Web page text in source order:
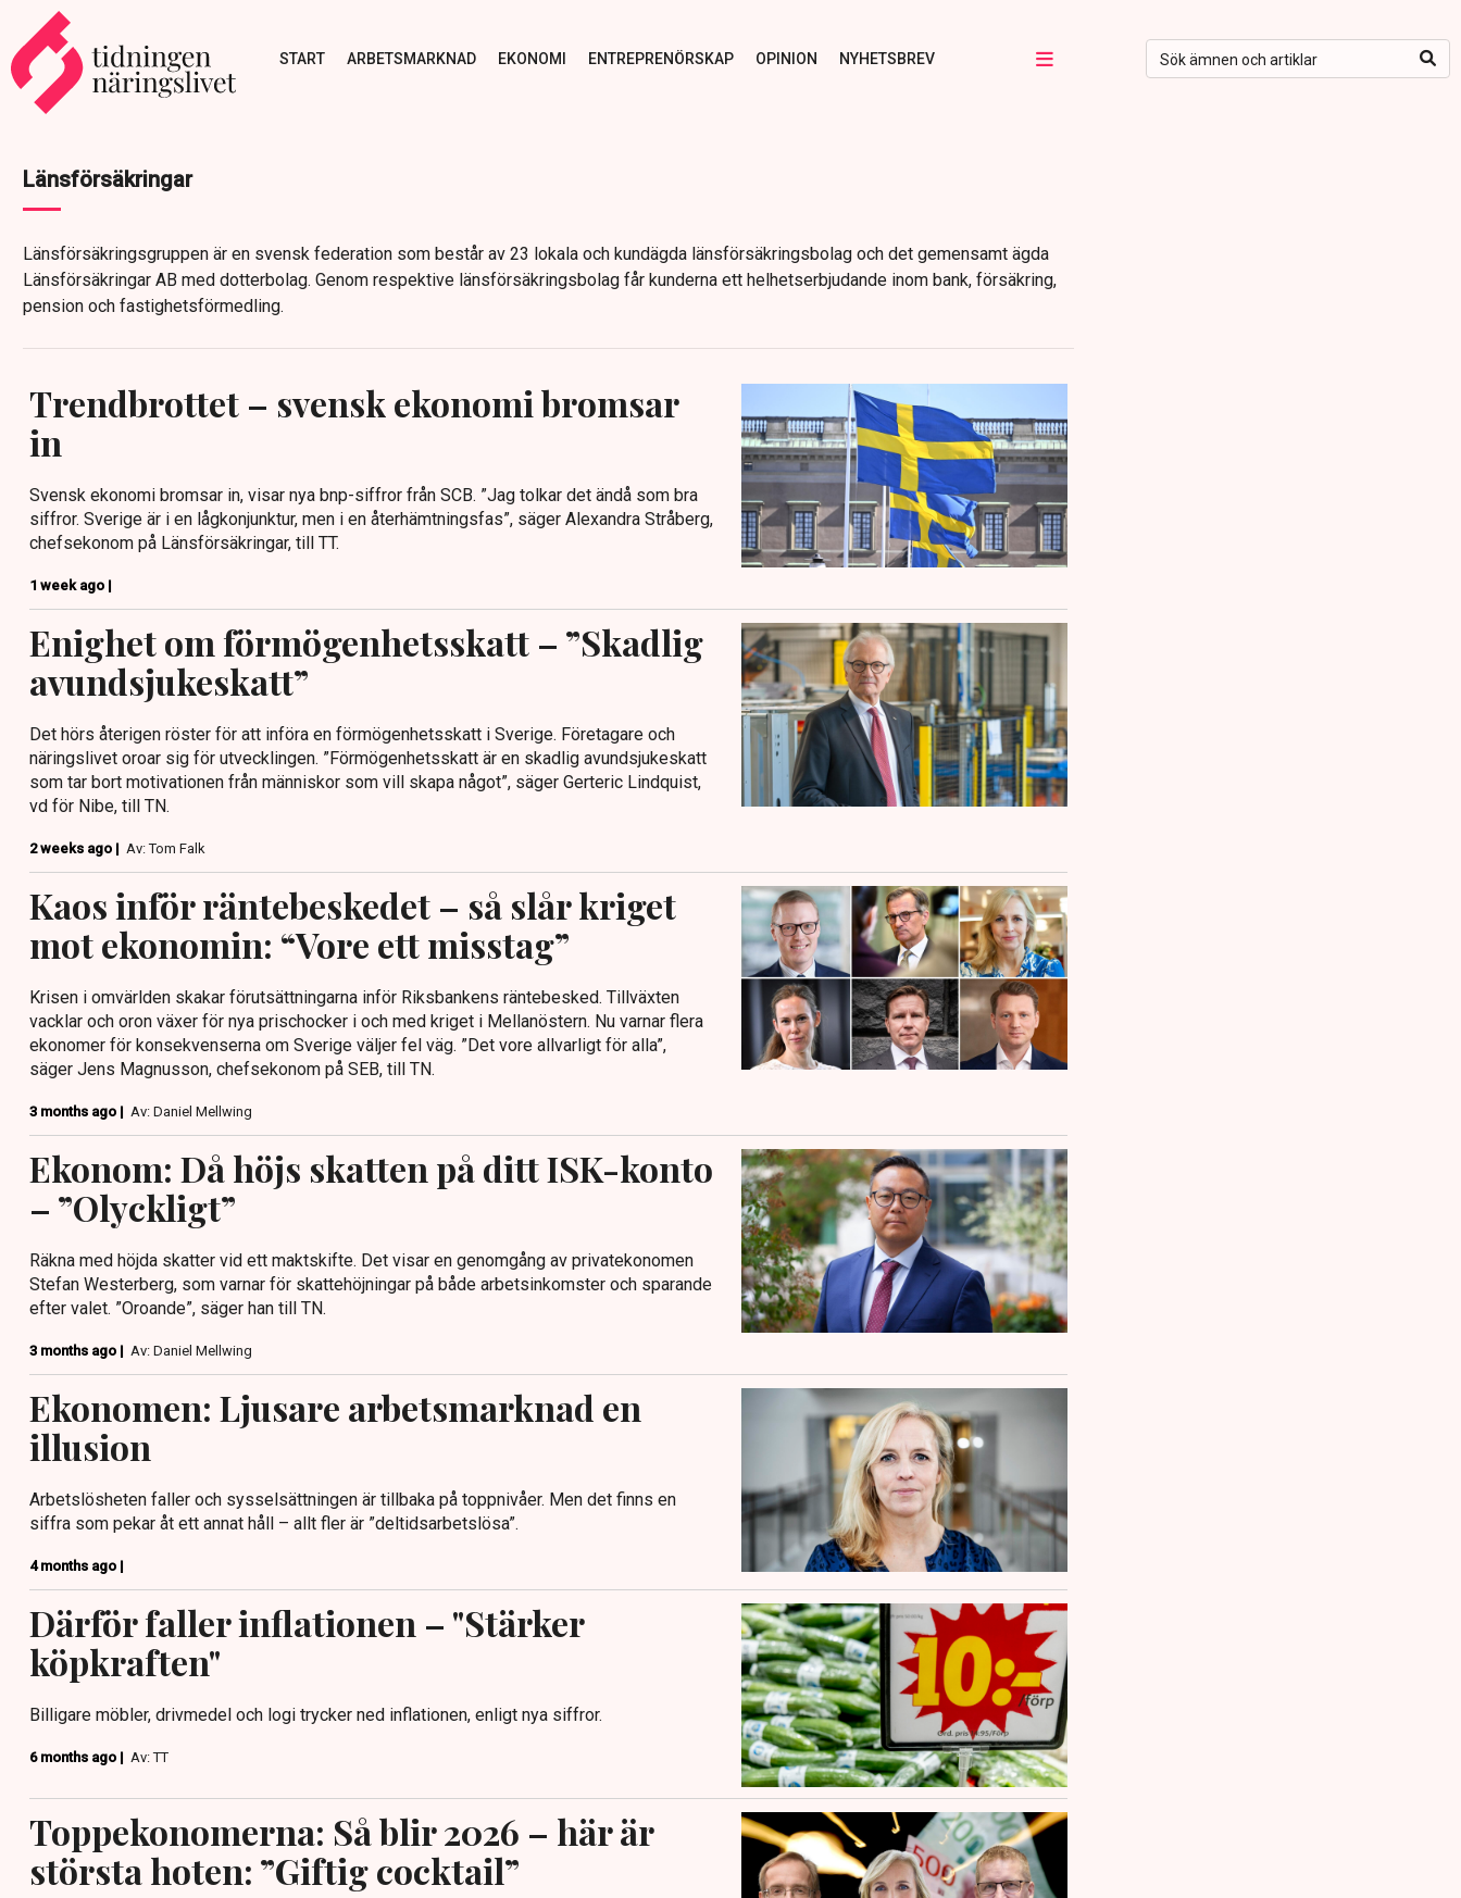
START ARBETSMARKNAD EKONOMI ENTREPRENÖRSKAP OPINION NYHETSBREV
Länsförsäkringar
Länsförsäkringsgruppen är en svensk federation som består av 23 lokala och kundägda länsförsäkringsbolag och det gemensamt ägda
Länsförsäkringar AB med dotterbolag. Genom respektive länsförsäkringsbolag får kunderna ett helhetserbjudande inom bank, försäkring,
pension och fastighetsförmedling.
Trendbrottet – svensk ekonomi bromsar
in
Svensk ekonomi bromsar in, visar nya bnp-siffror från SCB. ”Jag tolkar det ändå som bra
siffror. Sverige är i en lågkonjunktur, men i en återhämtningsfas”, säger Alexandra Stråberg,
chefsekonom på Länsförsäkringar, till TT.
1 week ago |
Enighet om förmögenhetsskatt – ”Skadlig
avundsjukeskatt”
Det hörs återigen röster för att införa en förmögenhetsskatt i Sverige. Företagare och
näringslivet oroar sig för utvecklingen. ”Förmögenhetsskatt är en skadlig avundsjukeskatt
som tar bort motivationen från människor som vill skapa något”, säger Gerteric Lindquist,
vd för Nibe, till TN.
2 weeks ago | Av: Tom Falk
Kaos inför räntebeskedet – så slår kriget
mot ekonomin: “Vore ett misstag”
Krisen i omvärlden skakar förutsättningarna inför Riksbankens räntebesked. Tillväxten
vacklar och oron växer för nya prischocker i och med kriget i Mellanöstern. Nu varnar flera
ekonomer för konsekvenserna om Sverige väljer fel väg. ”Det vore allvarligt för alla”,
säger Jens Magnusson, chefsekonom på SEB, till TN.
3 months ago | Av: Daniel Mellwing
Ekonom: Då höjs skatten på ditt ISK-konto
– ”Olyckligt”
Räkna med höjda skatter vid ett maktskifte. Det visar en genomgång av privatekonomen
Stefan Westerberg, som varnar för skattehöjningar på både arbetsinkomster och sparande
efter valet. ”Oroande”, säger han till TN.
3 months ago | Av: Daniel Mellwing
Ekonomen: Ljusare arbetsmarknad en
illusion
Arbetslösheten faller och sysselsättningen är tillbaka på toppnivåer. Men det finns en
siffra som pekar åt ett annat håll – allt fler är ”deltidsarbetslösa”.
4 months ago |
Därför faller inflationen – "Stärker
köpkraften"
Billigare möbler, drivmedel och logi trycker ned inflationen, enligt nya siffror.
6 months ago | Av: TT
Toppekonomerna: Så blir 2026 – här är
största hoten: ”Giftig cocktail”